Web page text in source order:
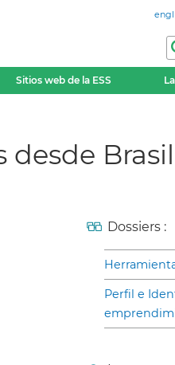
Sitios web de la ESS
desde Brasil
Dossiers :
Perfil e